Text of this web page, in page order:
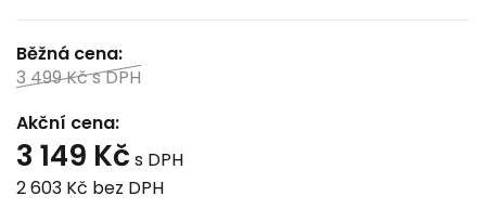
Běžná cena:
3 499 Kčs DPH
Akční cena:
3 149 Kč s DPH
2 603 Kč bez DPH